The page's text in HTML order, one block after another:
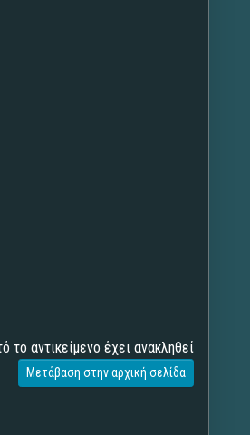
το αντικείμενο έχει ανακληθεί
Μετάβαση στην αρχική σελίδα